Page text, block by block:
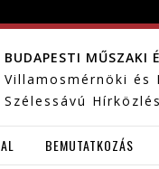
BUDAPESTI MŰSZAKI
Villamosmérnöki és
Szélessávú
BEMUTATKOZÁS